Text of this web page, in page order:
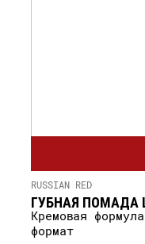
RUSSIAN RED
ГУБНАЯ ПОМАДА
кремовая формула, плотное покрытие, мини-
формат